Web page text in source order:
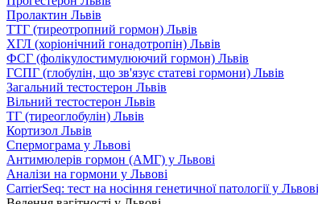
Пролактин Львів
ТТГ (тиреотропний гормон) Львів
ХГЛ (хоріонічний гонадотропін) Львів
ФСГ (фолікулостимулюючий гормон) Львів
ГСПГ (глобулін, що зв'язує статеві гормони) Львів
Загальний тестостерон Львів
Вільний тестостерон Львів
ТГ (тиреоглобулін) Львів
Кортизол Львів
Спермограма у Львові
Антимюлерів гормон (АМГ) у Львові
Аналізи на гормони у Львові
CarrierSeq: тест на носіння генетичної патології у Львові